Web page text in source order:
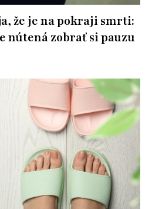
že je na pokraji smrti:
nútená zobrať si pauzu